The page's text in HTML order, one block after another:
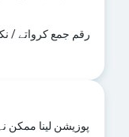
رقم جمع کرواتے /
پوزیشن لینا ممکن